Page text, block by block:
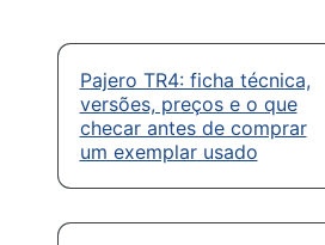
Pajero TR4: ficha técnica,
versões, preços e o que
checar antes de comprar
um exemplar usado